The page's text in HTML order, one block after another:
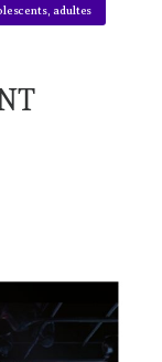
adultes